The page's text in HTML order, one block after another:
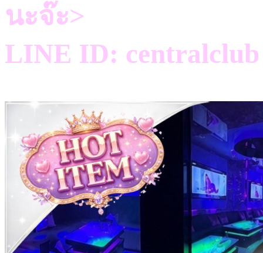
นะจ๊ะ>
LINE ID: centralclub